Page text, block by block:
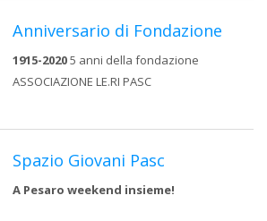
Anniversario di Fondazione
1915-20205 anni della fondazione
ASSOCIAZIONE LE.RI PASC
Spazio Giovani Pasc
A Pesaro weekend insieme!